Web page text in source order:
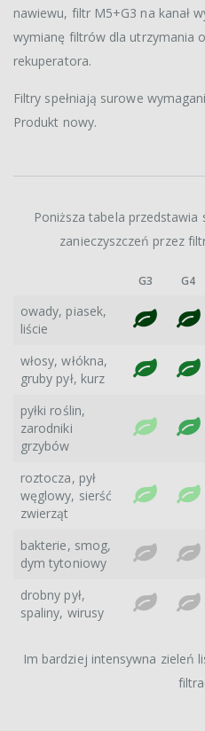
nawiewu, filtr M5+G3 na kanał
wymianę filtrów dla utrzymania
rekuperatora.
Filtry spełniają surowe
Produkt nowy.
Poniższa tabela
zanieczyszczeń przez
G3 G4
owady, piasek,
liście
włosy, włókna,
gruby pył, kurz
pyłki roślin,
zarodniki
grzybów
roztocza, pył
węglowy, sierść
zwierząt
bakterie, smog,
dym tytoniowy
drobny pył,
spaliny, wirusy
Im bardziej intensywna zieleń